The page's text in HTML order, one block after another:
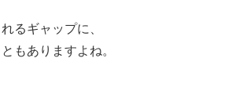
るギャップに、
もありますよね。